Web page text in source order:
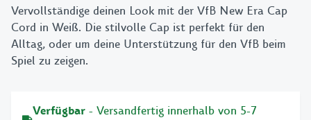
Vervollständige deinen Look mit der VfB New Era Cap
Cord in Weiß. Die stilvolle Cap ist perfekt für den
Alltag, oder um deine Unterstützung für den VfB beim
Spiel zu zeigen.
Verfügbar - Versandfertig innerhalb von 5-7